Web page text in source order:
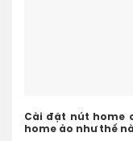
Cài đặt nút home
home ảo như thế